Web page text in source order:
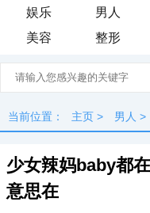
娱乐 男人
美容
整形
当前位置： 主页 > 男人 >
少女辣妈baby都
意思在